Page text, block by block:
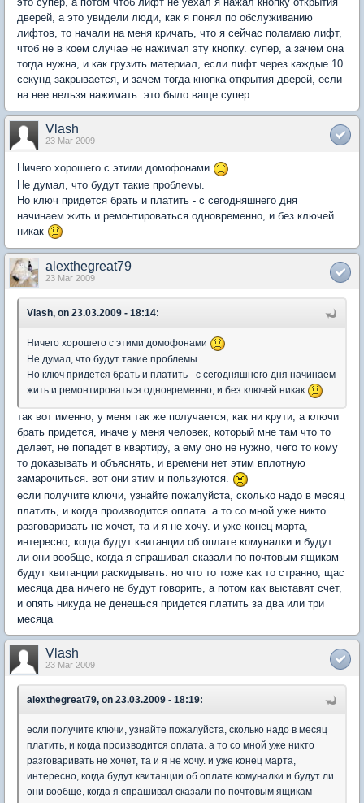
дверей, а это увидели люди, как я понял по обслуживанию
лифтов, то начали на меня кричать, что я сейчас поламаю лифт,
чтоб не в коем случае не нажимал эту кнопку. супер, а зачем она
тогда нужна, и как грузить материал, если лифт через каждые 10
секунд закрывается, и зачем тогда кнопка открытия дверей, если
на нее нельзя нажимать. это было ваще супер.
Vlash
23 Mar 2009
Ничего хорошего с этими домофонами
Не думал, что будут такие проблемы.
Но ключ придется брать и платить - с сегодняшнего дня
начинаем жить и ремонтироваться одновременно, и без ключей
никак
alexthegreat79
23 Mar 2009
Vlash, on 23.03.2009 - 18:14:
Ничего хорошего с этими домофонами
Не думал, что будут такие проблемы.
Но ключ придется брать и платить - с сегодняшнего дня начинаем
жить и ремонтироваться одновременно, и без ключей никак
так вот именно, у меня так же получается, как ни крути, а ключи
брать придется, иначе у меня человек, который мне там что то
делает, не попадет в квартиру, а ему оно не нужно, чего то кому
то доказывать и объяснять, и времени нет этим вплотную
замарочиться. вот они этим и пользуются.
если получите ключи, узнайте пожалуйста, сколько надо в месяц
платить, и когда производится оплата. а то со мной уже никто
разговаривать не хочет, та и я не хочу. и уже конец марта,
интересно, когда будут квитанции об оплате комуналки и будут
ли они вообще, когда я спрашивал сказали по почтовым ящикам
будут квитанции раскидывать. но что то тоже как то странно, щас
месяца два ничего не будут говорить, а потом как выставят счет,
и опять никуда не денешься придется платить за два или три
месяца
Vlash
23 Mar 2009
alexthegreat79, on 23.03.2009 - 18:19:
если получите ключи, узнайте пожалуйста, сколько надо в месяц
платить, и когда производится оплата. а то со мной уже никто
разговаривать не хочет, та и я не хочу. и уже конец марта,
интересно, когда будут квитанции об оплате комуналки и будут ли
они вообще, когда я спрашивал сказали по почтовым ящикам